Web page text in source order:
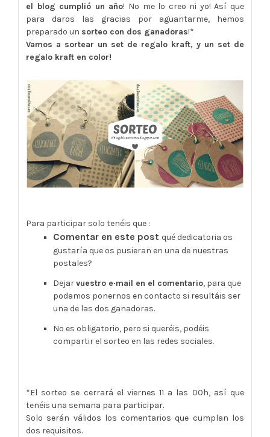
el blog cumplió un año! No me lo creo ni yo! Así que
para daros las gracias por aguantarme, hemos
preparado un sorteo con dos ganadoras!*
Vamos a sortear un set de regalo kraft, y un set de
regalo kraft en color!
Para participar solo tenéis que :
Comentar en este post qué dedicatoria os
gustaría que os pusieran en una de nuestras
postales?
Dejarvuestro e·mail en el comentario, para que
podamos ponernos en contacto si resultáis ser
una de las dos ganadoras.
No es obligatorio, pero si queréis, podéis
compartir el sorteo en las redes sociales.
*El sorteo se cerrará el viernes 11 a las 00h, así que
tenéis una semana para participar.
Solo serán válidos los comentarios que cumplan los
dos requisitos.